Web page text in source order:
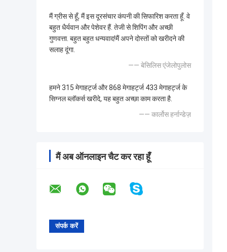
मैं ग्रीस से हूँ, मैं इस दूरसंचार कंपनी की सिफारिश करता हूँ. वे
बहुत धैर्यवान और पेशेवर हैं. तेजी से शिपिंग और अच्छी
गुणवत्ता. बहुत बहुत धन्यवाद!मैं अपने दोस्तों को खरीदने की
सलाह दूंगा.
—— बेसिलिस एंजेलोपुलोस
हमने 315 मेगाहर्ट्ज और 868 मेगाहर्ट्ज 433 मेगाहर्ट्ज के
सिग्नल ब्लॉकर्स खरीदे, यह बहुत अच्छा काम करता है.
—— कार्लोस हर्नान्डेज़
मैं अब ऑनलाइन चैट कर रहा हूँ